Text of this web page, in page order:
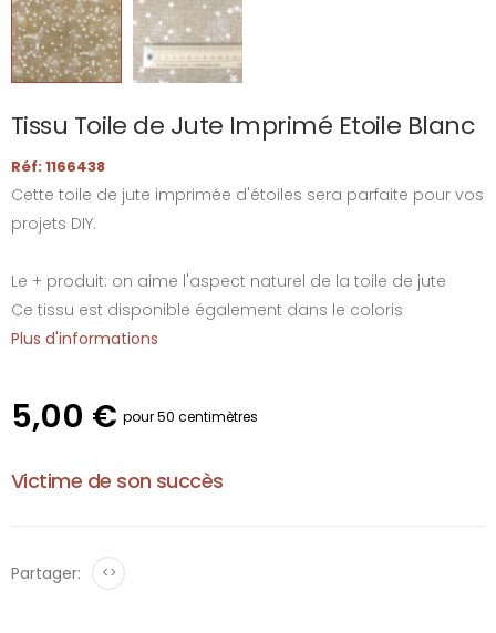
Tissu Toile de Jute Imprimé Etoile Blanc
Réf: 1166438
Cette toile de jute imprimée d'étoiles sera parfaite pour vos
projets DIY.
Le + produit: on aime l'aspect naturel de la toile de jute
Ce tissu est disponible également dans le coloris
Plus d'informations
5,00 € pour 50 centimètres
Victime de son succès
Partager: <>